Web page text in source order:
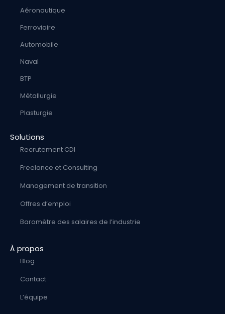
Aéronautique
Ferroviaire
Automobile
Naval
BTP
Métallurgie
Plasturgie
Solutions
Recrutement CDI
Freelance et Consulting
Management de transition
Offres d’emploi
Baromètre des salaires de l’industrie
À propos
Blog
Contact
L’équipe